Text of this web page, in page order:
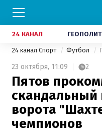
24 КАНАЛ
24 канал Спорт Футбол
23 октября, 11:09 2
Пятов
скандальный
ворота
чемпионов